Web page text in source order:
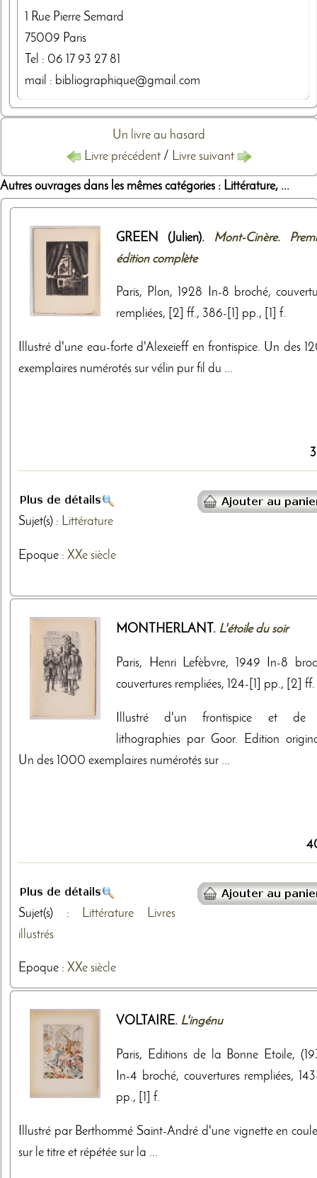
1 Rue Pierre Semard
75009 Paris
Tel : 06 17 93 27 81
mail : bibliographique@gmail.com
Un livre au hasard
Livre précédent / Livre suivant
Autres ouvrages dans les mêmes catégories : Littérature, ...
GREEN (Julien). Mont-Cinère.
édition complète
Paris, Plon, 1928 In-8 broché,
rempliées, [2] ff., 386-[1] pp., [1] f.
Illustré d'une eau-forte d'Alexeieff en frontispice. Un des
exemplaires numérotés sur vélin pur fil du ...
Sujet(s) : Littérature
Epoque : XXe siècle
MONTHERLANT. L'étoile du soir
Paris, Henri Lefèbvre, 1949 In-8
couvertures rempliées, 124-[1] pp., [2] ff.
Illustré d'un frontispice et de
lithographies par Goor. Edition
Un des 1000 exemplaires numérotés sur ...
Sujet(s) : Littérature
Livres
illustrés
Epoque : XXe siècle
VOLTAIRE. L'ingénu
Paris, Editions de la Bonne Etoile,
In-4 broché, couvertures rempliées,
pp., [1] f.
Illustré par Berthommé Saint-André d'une vignette en
sur le titre et répétée sur la ...